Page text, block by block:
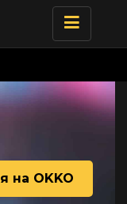
Toggle
на OKKO